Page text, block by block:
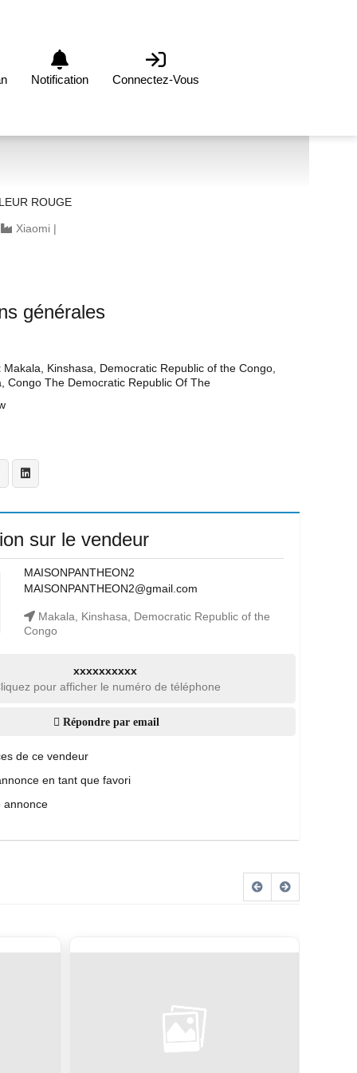
Notification Connectez-Vous
ROUGE
Xiaomi |
générales
Makala, Kinshasa, Democratic Republic of the Congo,
Congo The Democratic Republic Of The
sur le vendeur
MAISONPANTHEON2
MAISONPANTHEON2@gmail.com
Makala, Kinshasa, Democratic Republic of the
Congo
xxxxxxxxxx
pour afficher le numéro de téléphone
Répondre par email
de ce vendeur
en tant que favori
annonce